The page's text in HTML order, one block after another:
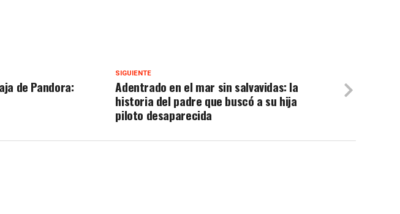
SIGUIENTE
Adentrado en el mar sin salvavidas: la
historia del padre que buscó a su hija
piloto desaparecida
de Pandora: